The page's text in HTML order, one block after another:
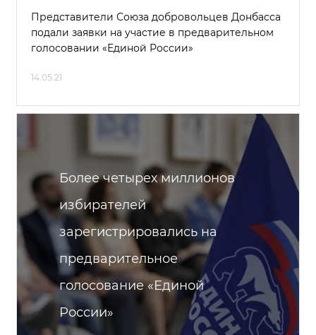
Представители Союза добровольцев Донбасса
подали заявки на участие в предварительном
голосовании «Единой России»
14.05.21
Более четырех миллионов
избирателей
зарегистрировались на
предварительное
голосование «Единой
России»